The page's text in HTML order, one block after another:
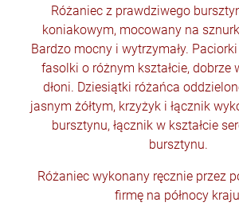
RÓŻANIEC SREBRNY Z BURSZTYNU
Różaniec z prawdziwego
koniakowym, mocowany na
Bardzo mocny i wytrzymały.
fasolki o różnym kształcie, dobrze
dłoni. Dziesiątki różańca
jasnym żółtym, krzyżyk i łącznik
bursztynu, łącznik w kształcie
bursztynu.
Różaniec wykonany ręcznie przez
firmę na północy